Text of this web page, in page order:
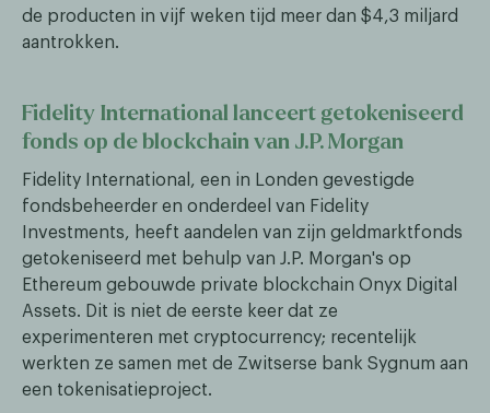
de producten in vijf weken tijd meer dan $4,3 miljard
aantrokken.
Fidelity International lanceert getokeniseerd
fonds op de blockchain van J.P. Morgan
Fidelity International, een in Londen gevestigde
fondsbeheerder en onderdeel van Fidelity
Investments, heeft aandelen van zijn geldmarktfonds
getokeniseerd met behulp van J.P. Morgan's op
Ethereum gebouwde private blockchain Onyx Digital
Assets. Dit is niet de eerste keer dat ze
experimenteren met cryptocurrency; recentelijk
werkten ze samen met de Zwitserse bank Sygnum aan
een tokenisatieproject.